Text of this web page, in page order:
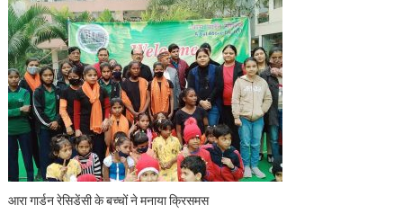
आरा गार्डन रेसिडेंसी के बच्चों ने मनाया क्रिसमस